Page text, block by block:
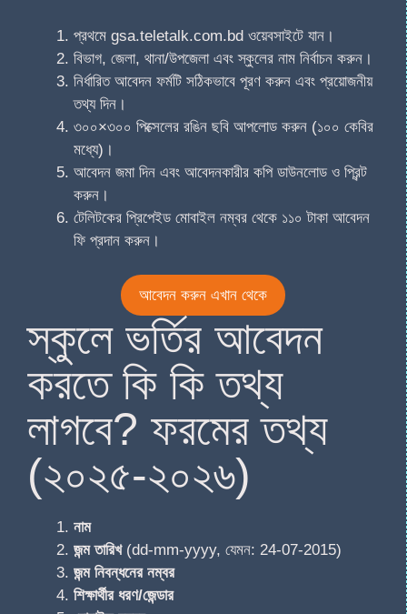
প্রথমে gsa.teletalk.com.bd ওয়েবসাইটে যান।
বিভাগ, জেলা, থানা/উপজেলা এবং স্কুলের নাম নির্বাচন করুন।
নির্ধারিত আবেদন ফর্মটি সঠিকভাবে পূরণ করুন এবং প্রয়োজনীয়
তথ্য দিন।
৩০০×৩০০ পিক্সেলের রঙিন ছবি আপলোড করুন (১০০ কেবির
মধ্যে)।
আবেদন জমা দিন এবং আবেদনকারীর কপি ডাউনলোড ও প্রিন্ট
করুন।
টেলিটকের প্রিপেইড মোবাইল নম্বর থেকে ১১০ টাকা আবেদন
ফি প্রদান করুন।
আবেদন করুন এখান থেকে
স্কুলে ভর্তির আবেদন
করতে কি কি তথ্য
লাগবে? ফরমের তথ্য
(২০২৫-২০২৬)
নাম
জন্ম তারিখ(dd-mm-yyyy, যেমন: 24-07-2015)
জন্ম নিবন্ধনের নম্বর
শিক্ষার্থীর ধরণ/জেন্ডার